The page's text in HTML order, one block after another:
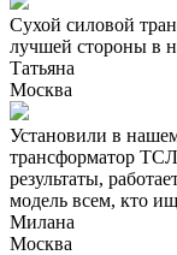
Сухой силовой
лучшей стороны в
Татьяна
Москва
Установили в
трансформатор
результаты,
модель всем, кто
Милана
Москва